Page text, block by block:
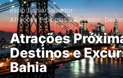
Início›Bahia›Salvador›
Atrações Próximas a Salvador:
Atrações
Destinos e
Bahia